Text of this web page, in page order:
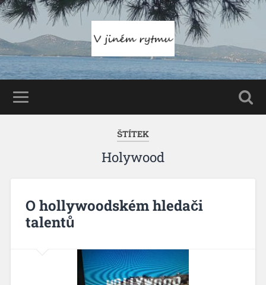
ŠTÍTEK
Holywood
O hollywoodském hledači
talentů